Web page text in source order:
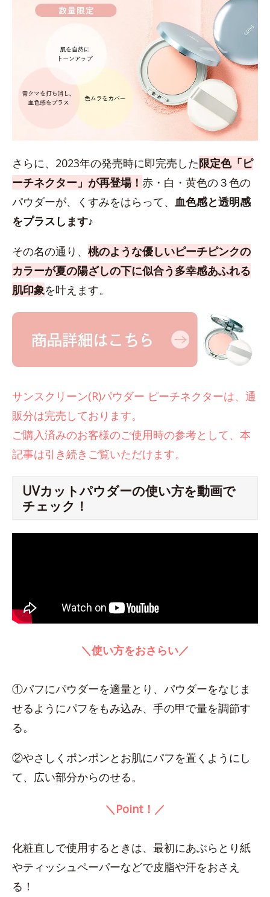
さらに、2023年の発売時に即完売した限定色「ピ
ーチネクター」が再登場！ 赤・白・黄色の３色の
パウダーが、くすみをはらって、 血色感と透明感
をプラスします♪
その名の通り、 桃のような優しいピーチピンクの
カラーが夏の陽ざしの下に似合う多幸感あふれる
肌印象を叶えます。
サンスクリーン(R)パウダー ピーチネクターは、通
販分は完売しております。
ご購入済みのお客様のご使用時の参考として、本
記事は引き続きご覧いただけます。
UVカットパウダーの使い方を動画で
チェック！
＼使い方をおさらい／
①パフにパウダーを適量とり、パウダーをなじま
せるようにパフをもみ込み、手の甲で量を調節す
る。
②やさしくポンポンとお肌にパフを置くようにし
て、広い部分からのせる。
＼Point！／
化粧直しで使用するときは、最初にあぶらとり紙
やティッシュペーパーなどで皮脂や汗をおさえ
る！